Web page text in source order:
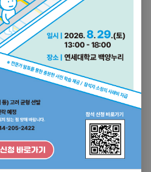
바로가기
더 편안한 국민